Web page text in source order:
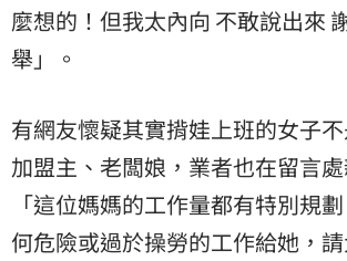
麼想的！但我太內向 不敢說出來
舉」。
有網友懷疑其實揹娃上班的女子
加盟主、老闆娘，業者也在留言處
「這位媽媽的工作量都有特別規
何危險或過於操勞的工作給她，